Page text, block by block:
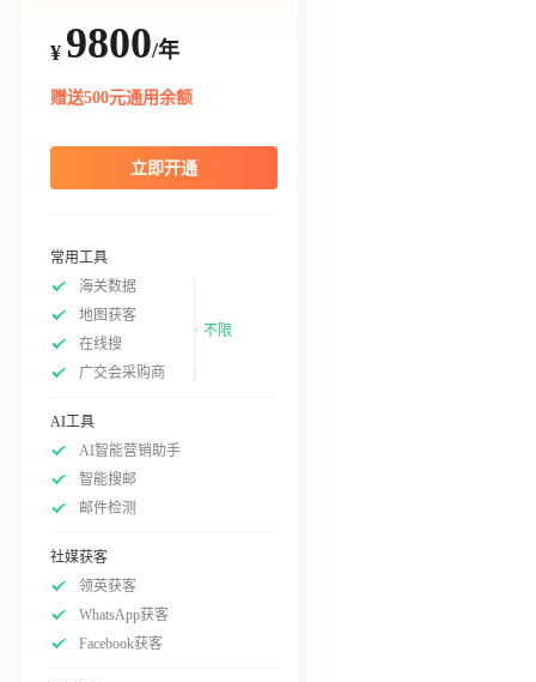
¥ 9800/年
赠送500元通用余额
立即开通
常用工具
海关数据
地图获客
在线搜
广交会采购商
不限
AI工具
AI智能营销助手
智能搜邮
邮件检测
社媒获客
领英获客
WhatsApp获客
Facebook获客